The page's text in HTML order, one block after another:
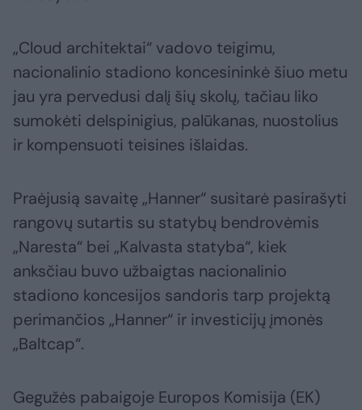
„Cloud architektai“ vadovo teigimu,
nacionalinio stadiono koncesininkė šiuo metu
jau yra pervedusi dalį šių skolų, tačiau liko
sumokėti delspinigius, palūkanas, nuostolius
ir kompensuoti teisines išlaidas.
Praėjusią savaitę „Hanner“ susitarė pasirašyti
rangovų sutartis su statybų bendrovėmis
„Naresta“ bei „Kalvasta statyba“, kiek
anksčiau buvo užbaigtas nacionalinio
stadiono koncesijos sandoris tarp projektą
perimančios „Hanner“ ir investicijų įmonės
„Baltcap“.
Gegužės pabaigoje Europos Komisija (EK)